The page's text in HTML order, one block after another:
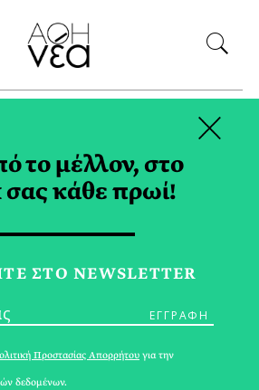
TAG
το μέλλον, στο
κάθε πρωί!
ΣΤΟ NEWSLETTER
Προστασίας Απορρήτου για την
δεδομένων.
×